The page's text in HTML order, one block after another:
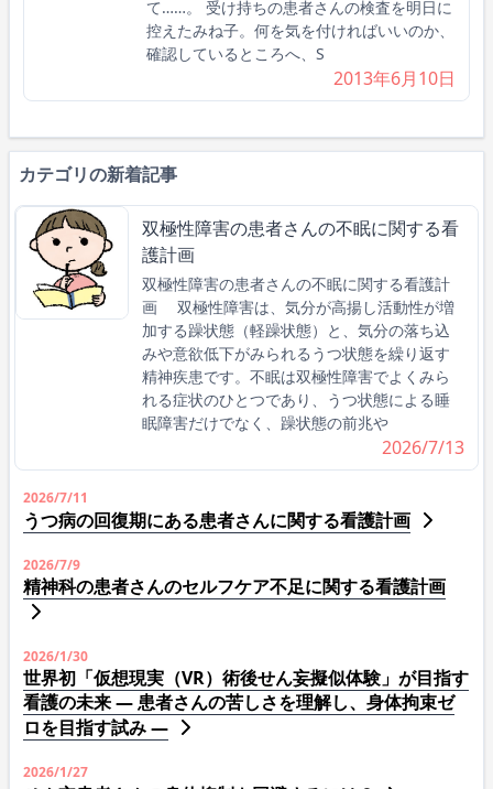
て……。 受け持ちの患者さんの検査を明日に
控えたみね子。何を気を付ければいいのか、
確認しているところへ、S
2013年6月10日
カテゴリの新着記事
双極性障害の患者さんの不眠に関する看
護計画
双極性障害の患者さんの不眠に関する看護計
画 双極性障害は、気分が高揚し活動性が増
加する躁状態（軽躁状態）と、気分の落ち込
みや意欲低下がみられるうつ状態を繰り返す
精神疾患です。不眠は双極性障害でよくみら
れる症状のひとつであり、うつ状態による睡
眠障害だけでなく、躁状態の前兆や
2026/7/13
2026/7/11
うつ病の回復期にある患者さんに関する看護計画
2026/7/9
精神科の患者さんのセルフケア不足に関する看護計画
2026/1/30
世界初「仮想現実（VR）術後せん妄擬似体験」が目指す
看護の未来 ― 患者さんの苦しさを理解し、身体拘束ゼ
ロを目指す試み ―
2026/1/27